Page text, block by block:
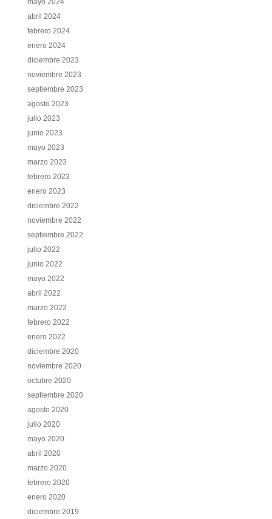
mayo 2024
abril 2024
febrero 2024
enero 2024
diciembre 2023
noviembre 2023
septiembre 2023
agosto 2023
julio 2023
junio 2023
mayo 2023
marzo 2023
febrero 2023
enero 2023
diciembre 2022
noviembre 2022
septiembre 2022
julio 2022
junio 2022
mayo 2022
abril 2022
marzo 2022
febrero 2022
enero 2022
diciembre 2020
noviembre 2020
octubre 2020
septiembre 2020
agosto 2020
julio 2020
mayo 2020
abril 2020
marzo 2020
febrero 2020
enero 2020
diciembre 2019